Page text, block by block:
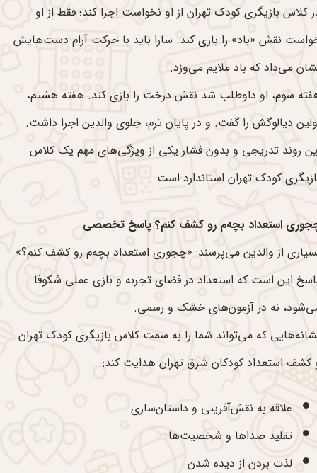
کلاس بازیگری کودک تهران از او نخواست اجرا کند؛ فقط از او
نقش «باد» را بازی کند. سارا باید با حرکت آرام دست‌هایش
می‌داد که باد ملایم می‌وزد.
سوم، او داوطلب شد نقش درخت را بازی کند. هفته هشتم،
دیالوگش را گفت. و در پایان ترم، جلوی والدین اجرا داشت.
روند تدریجی و بدون فشار یکی از ویژگی‌های مهم یک کلاس
کودک تهران استاندارد است
استعداد بچه‌م رو کشف کنم؟ پاسخ تخصصی
از والدین می‌پرسند: «چجوری استعداد بچه‌م رو کشف کنم؟»
این است که استعداد در فضای تجربه و بازی عملی شکوفا
نه در آزمون‌های خشک و رسمی.
که می‌تواند شما را به سمت کلاس بازیگری کودک تهران
کشف استعداد کودکان شرق تهران هدایت کند:
علاقه به نقش‌آفرینی و داستان‌سازی
تقلید صداها و شخصیت‌ها
لذت بردن از دیده شدن